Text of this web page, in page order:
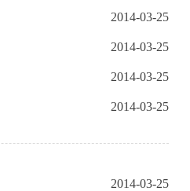
2014-03-25
2014-03-25
2014-03-25
2014-03-25
2014-03-25